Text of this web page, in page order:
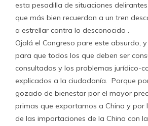
esta pesadilla de situaciones
que más bien recuerdan a un tren
a estrellar contra lo desconocido .
Ojalá el Congreso pare este absurdo,
para que todos los que deben ser
consultados y los problemas jurídico-
explicados a la ciudadanía. Porque
gozado de bienestar por el mayor
primas que exportamos a China y por
de las importaciones de la China con